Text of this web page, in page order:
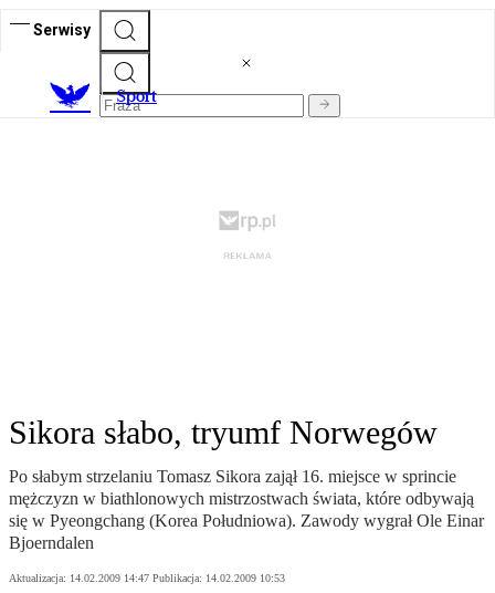
Serwisy
Sport
Sikora słabo, tryumf Norwegów
Po słabym strzelaniu Tomasz Sikora zajął 16. miejsce w sprincie
mężczyzn w biathlonowych mistrzostwach świata, które odbywają
się w Pyeongchang (Korea Południowa). Zawody wygrał Ole Einar
Bjoerndalen
Aktualizacja: 14.02.2009 14:47 Publikacja: 14.02.2009 10:53